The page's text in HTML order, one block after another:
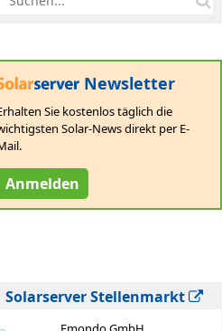
Newsletter
Sie kostenlos täglich die
Solar-News direkt per E-
Anmelden
Solarserver Stellenmarkt